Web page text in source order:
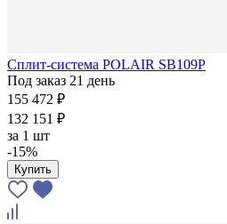
Сплит-система POLAIR SB109P
Под заказ 21 день
155 472 ₽
132 151 ₽
за 1 шт
-15%
Купить